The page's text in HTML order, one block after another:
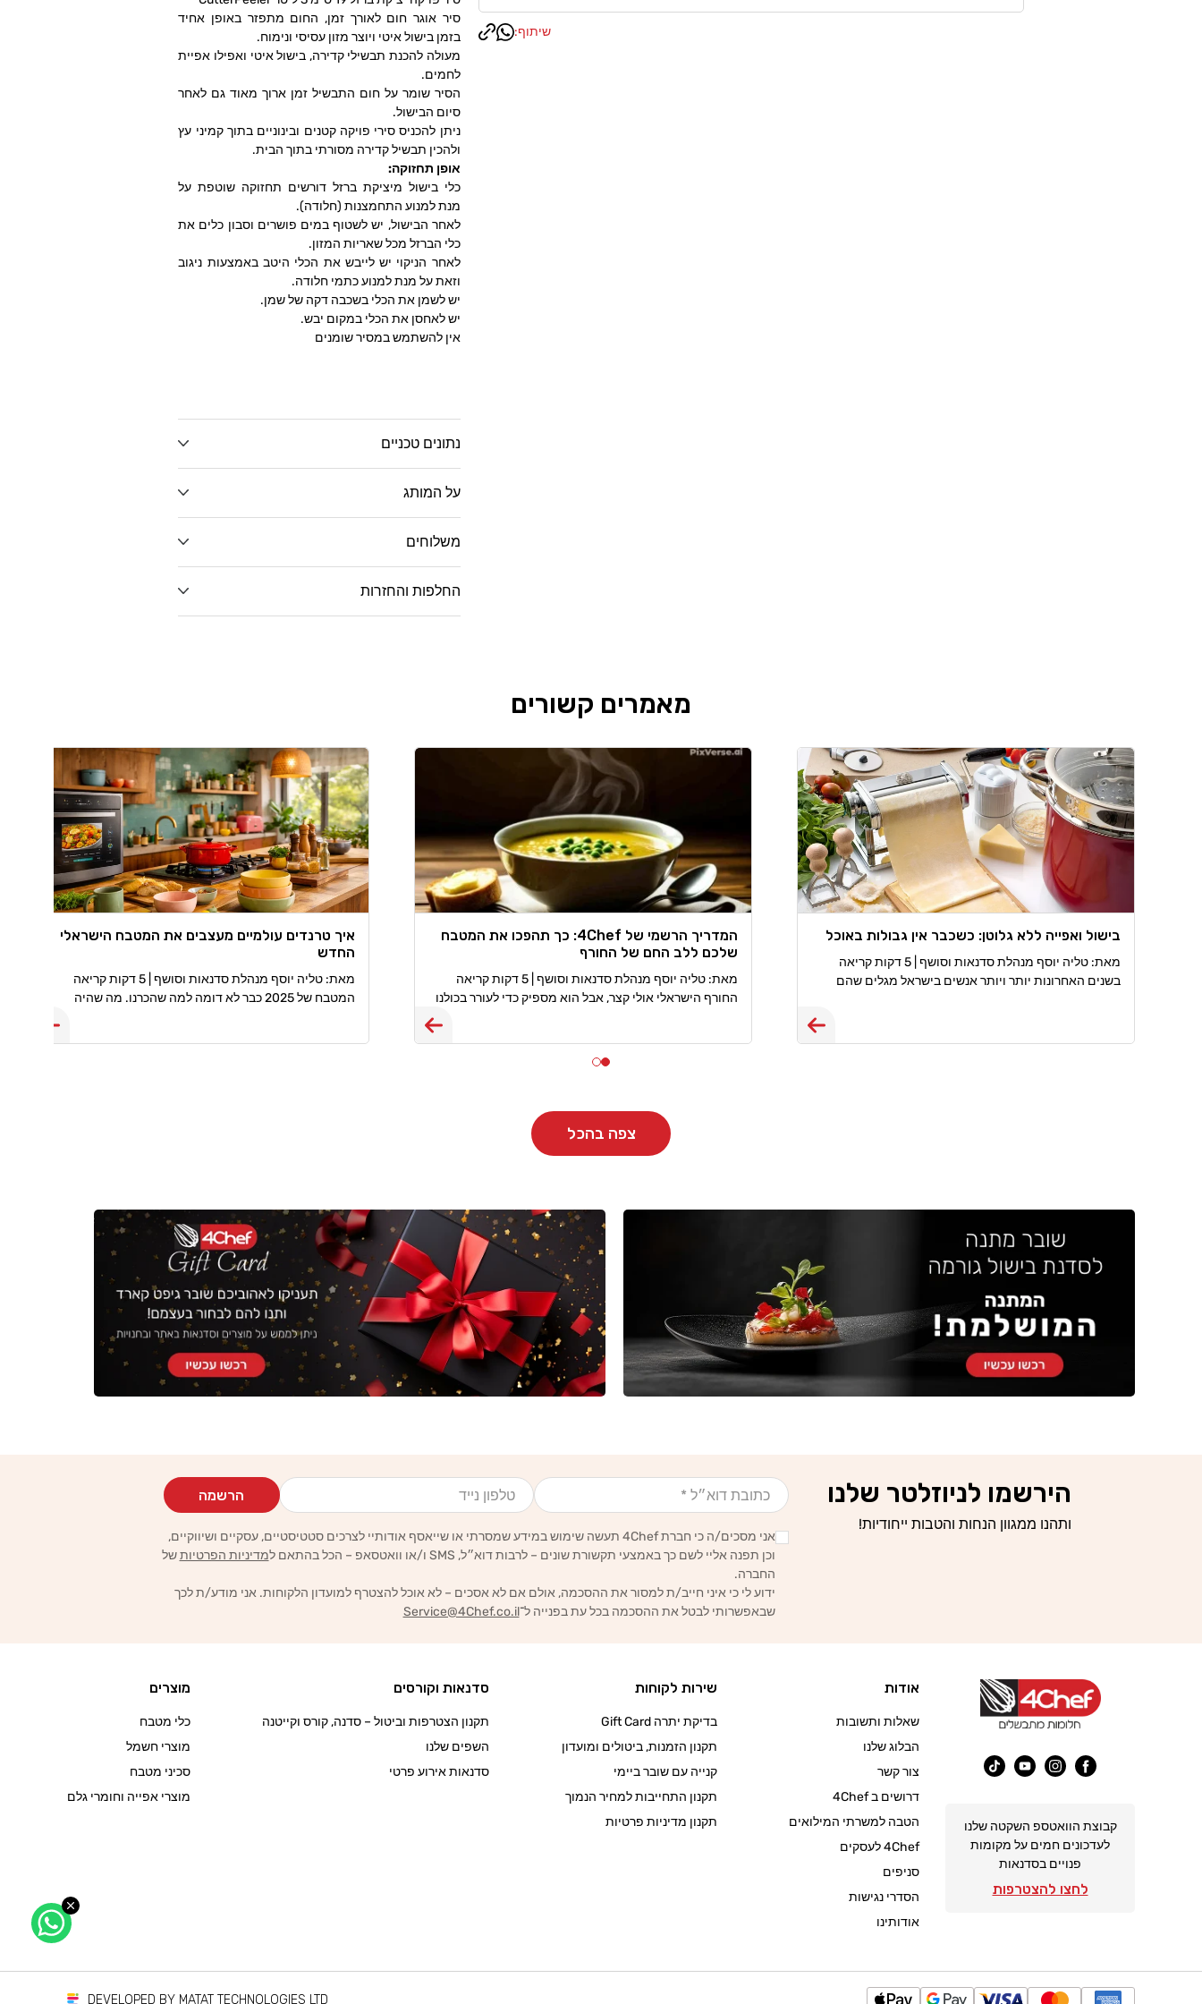
שיתוף:
סיר אוגר חום לאורך זמן, החום מתפזר באופן אחיד
בזמן בישול איטי ויוצר מזון עסיסי ונימוח.
מעולה להכנת תבשילי קדירה, בישול איטי ואפילו אפיית
לחמים.
הסיר שומר על חום התבשיל זמן ארוך מאוד גם לאחר
סיום הבישול.
ניתן להכניס סירי פויקה קטנים ובינוניים בתוך קמיני עץ
ולהכין תבשיל קדירה מסורתי בתוך הבית.
אופן תחזוקה:
כלי בישול מיציקת ברזל דורשים תחזוקה שוטפת על
מנת למנוע התחמצנות (חלודה).
לאחר הבישול, יש לשטוף במים פושרים וסבון כלים את
כלי הברזל מכל שאריות המזון.
לאחר הניקוי יש לייבש את הכלי היטב באמצעות ניגוב
וזאת על מנת למנוע כתמי חלודה.
יש לשמן את הכלי בשכבה דקה של שמן.
יש לאחסן את הכלי במקום יבש.
אין להשתמש במסיר שומנים
נתונים טכניים
על המותג
משלוחים
החלפות והחזרות
מאמרים קשורים
בישול ואפייה ללא גלוטן: כשכבר אין גבולות באוכל
מאת: טליה יוסף מנהלת סדנאות וסושף | 5 דקות קריאה
בשנים האחרונות יותר ויותר אנשים בישראל מגלים שהם
המדריך הרשמי של 4Chef: כך תהפכו את המטבח
שלכם ללב החם של החורף
מאת: טליה יוסף מנהלת סדנאות וסושף | 5 דקות קריאה
החורף הישראלי אולי קצר, אבל הוא מספיק כדי לעורר בכולנו
איך טרנדים עולמיים מעצבים את המטבח הישראלי
החדש
מאת: טליה יוסף מנהלת סדנאות וסושף | 5 דקות קריאה
המטבח של 2025 כבר לא דומה למה שהכרנו. מה שהיה
צפה בהכל
הירשמו לניוזלטר שלנו
ותהנו ממגוון הנחות והטבות ייחודיות!
אימייל טלפון נייד הרשמה
אני מסכים/ה כי חברת 4Chef תעשה שימוש במידע שמסרתי או שייאסף אודותיי לצרכים סטטיסטיים, עסקיים ושיווקיים,
וכן תפנה אליי לשם כך באמצעי תקשורת שונים – לרבות דוא״ל, SMS ו/או וואטסאפ – הכל בהתאם ל
מדיניות הפרטיותשל
החברה.
ידוע לי כי איני חייב/ת למסור את ההסכמה, אולם אם לא אסכים – לא אוכל להצטרף למועדון הלקוחות. אני מודע/ת לכך
שבאפשרותי לבטל את ההסכמה בכל עת בפנייה ל־Service@4Chef.co.il
פייסבוקאינסטגרם
יוטיוב
טיק
קבוצת הוואטספ השקטה שלנו
לעדכונים חמים על מקומות
פנויים בסדנאות
לחצו להצטרפות
אודות
שאלות ותשובות
הבלוג שלנו
צור קשר
דרושים ב 4Chef
הטבה למשרתי המילואים
4Chef לעסקים
סניפים
הסדרי נגישות
אודותינו
שירות לקוחות
בדיקת יתרה Gift Card
תקנון הזמנות, ביטולים ומועדון
קנייה עם שובר ביימי
תקנון התחייבות למחיר הנמוך
תקנון מדיניות פרטיות
סדנאות וקורסים
תקנון הצטרפות וביטול – סדנה, קורס וקייטנה
השפים שלנו
סדנאות אירוע פרטי
מוצרים
כלי מטבח
מוצרי חשמל
סכיני מטבח
מוצרי אפייה וחומרי גלם
שיטות DEVELOPED BY MATAT TECHNOLOGIES LTD